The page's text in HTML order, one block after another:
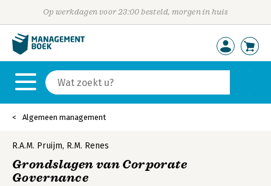
Op werkdagen voor 23:00 besteld, morgen in huis
Algemeen management
R.A.M. Pruijm, R.M. Renes
Grondslagen van Corporate
Governance